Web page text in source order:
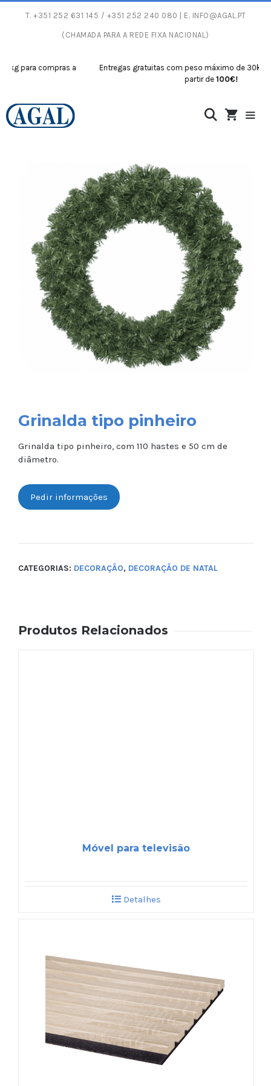
T. +351 252 631 145 / +351 252 240 080 | E. INFO@AGAL.PT
(CHAMADA PARA A REDE FIXA NACIONAL)
para compras a
Entregas gratuitas com peso máximo de 30kg para
partir de100€!
Grinalda tipo pinheiro
Grinalda tipo pinheiro, com 110 hastes e 50 cm de
diâmetro.
Pedir informações
CATEGORIAS: DECORAÇÃO, DECORAÇÃO DE NATAL
Produtos Relacionados
Móvel para televisão
Detalhes